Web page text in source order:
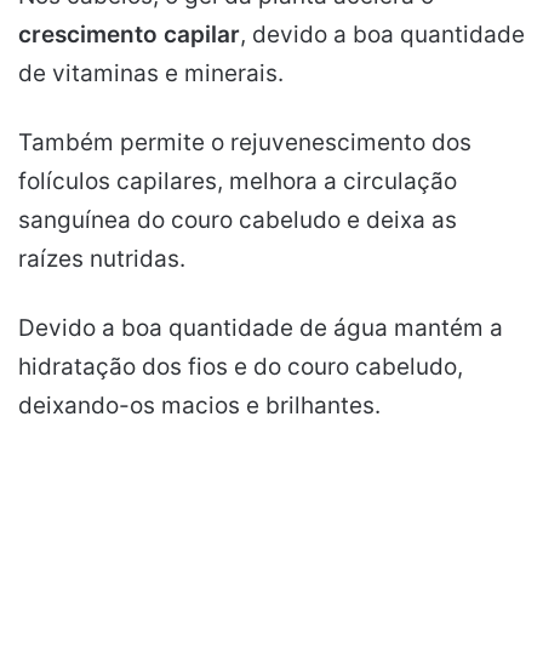
crescimento capilar, devido a boa quantidade
de vitaminas e minerais.
Também permite o rejuvenescimento dos
folículos capilares, melhora a circulação
sanguínea do couro cabeludo e deixa as
raízes nutridas.
Devido a boa quantidade de água mantém a
hidratação dos fios e do couro cabeludo,
deixando-os macios e brilhantes.